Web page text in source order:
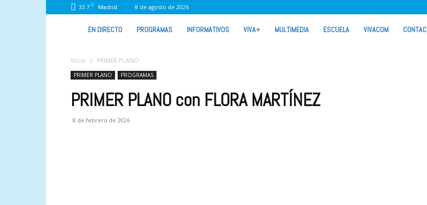
33.7 C Madrid 8 de agosto de 2026
VIVA
RADIO
EN DIRECTO PROGRAMAS INFORMATIVOS VIVA+ MULTIMEDIA ESCUELA VIVACOM
Inicio PRIMER PLANO
PRIMER PLANO PROGRAMAS
PRIMER PLANO con FLORA MARTÍNEZ
8 de febrero de 2026